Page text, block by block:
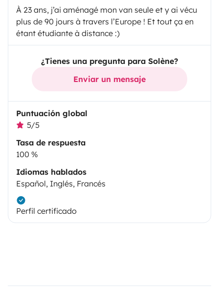
À 23 ans, j’ai aménagé mon van seule et y ai vécu
plus de 90 jours à travers l’Europe ! Et tout ça en
étant étudiante à distance :)
¿Tienes una pregunta para Solène?
Enviar un mensaje
Puntuación global
5/5
Tasa de respuesta
100 %
Idiomas hablados
Español, Inglés, Francés
Perfil certificado